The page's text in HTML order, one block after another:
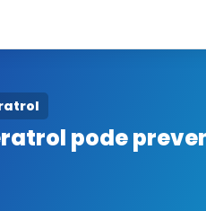
pode